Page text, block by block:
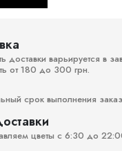
доставки варьируется в
от 180 до 300 грн.
срок выполнения
цветы с 6:30 до